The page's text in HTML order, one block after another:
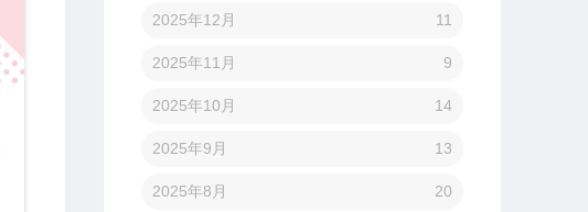
2025年12月 11
2025年11月 9
2025年10月 14
2025年9月 13
2025年8月 20